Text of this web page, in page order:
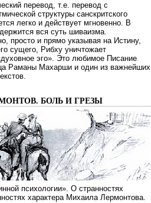
перевод, т.е. перевод с
структуры санскритского
легко и действует мгновенно. В
вся суть шиваизма.
просто и прямо указывая на Истину,
сущего, Рибху уничтожает
эго». Это любимое Писание
Раманы Махарши и один из важнейших
БОЛЬ И ГРЕЗЫ
психологии». О странностях
характера Михаила Лермонтова.